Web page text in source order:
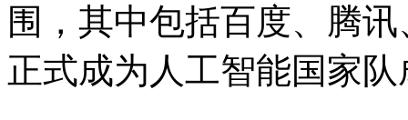
围，其中包括百度、腾
正式成为人工智能国家队